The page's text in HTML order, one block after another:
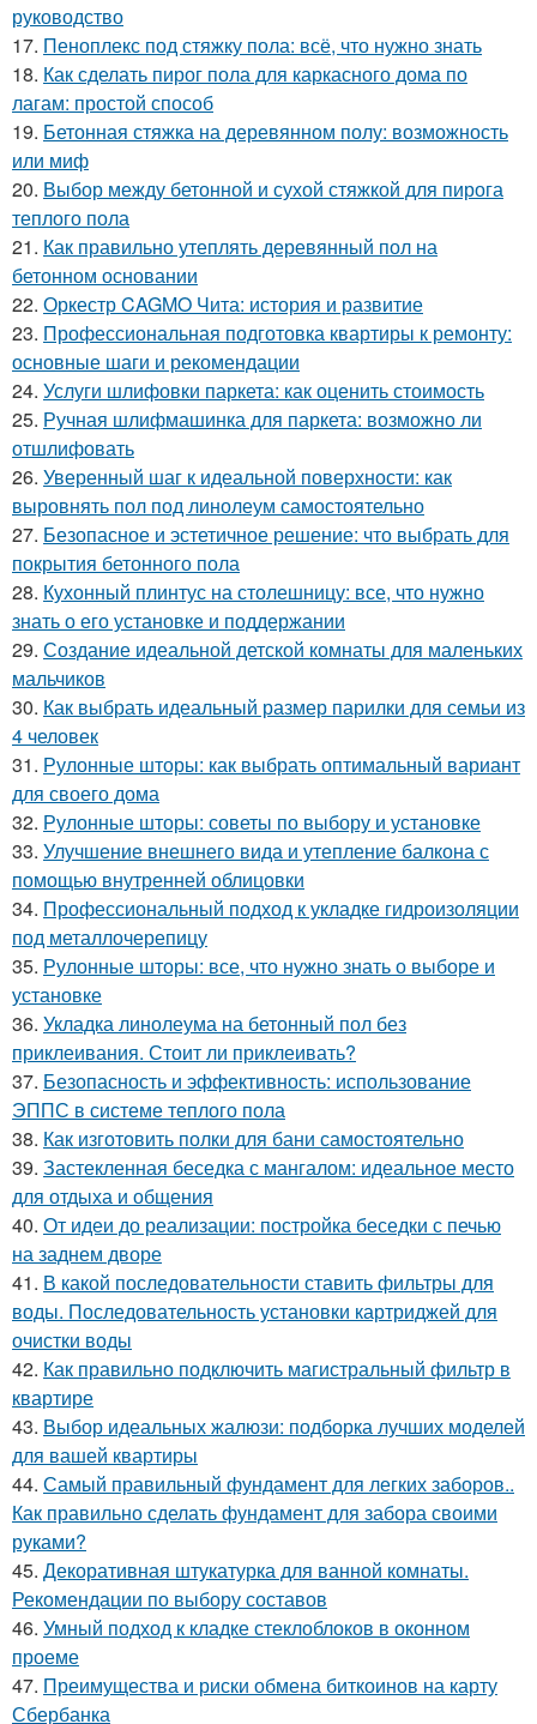
руководство
17. Пеноплекс под стяжку пола: всё, что нужно знать
18. Как сделать пирог пола для каркасного дома по
лагам: простой способ
19. Бетонная стяжка на деревянном полу: возможность
или миф
20. Выбор между бетонной и сухой стяжкой для пирога
теплого пола
21. Как правильно утеплять деревянный пол на
бетонном основании
22. Оркестр CAGMO Чита: история и развитие
23. Профессиональная подготовка квартиры к ремонту:
основные шаги и рекомендации
24. Услуги шлифовки паркета: как оценить стоимость
25. Ручная шлифмашинка для паркета: возможно ли
отшлифовать
26. Уверенный шаг к идеальной поверхности: как
выровнять пол под линолеум самостоятельно
27. Безопасное и эстетичное решение: что выбрать для
покрытия бетонного пола
28. Кухонный плинтус на столешницу: все, что нужно
знать о его установке и поддержании
29. Создание идеальной детской комнаты для маленьких
мальчиков
30. Как выбрать идеальный размер парилки для семьи из
4 человек
31. Рулонные шторы: как выбрать оптимальный вариант
для своего дома
32. Рулонные шторы: советы по выбору и установке
33. Улучшение внешнего вида и утепление балкона с
помощью внутренней облицовки
34. Профессиональный подход к укладке гидроизоляции
под металлочерепицу
35. Рулонные шторы: все, что нужно знать о выборе и
установке
36. Укладка линолеума на бетонный пол без
приклеивания. Стоит ли приклеивать?
37. Безопасность и эффективность: использование
ЭППС в системе теплого пола
38. Как изготовить полки для бани самостоятельно
39. Застекленная беседка с мангалом: идеальное место
для отдыха и общения
40. От идеи до реализации: постройка беседки с печью
на заднем дворе
41. В какой последовательности ставить фильтры для
воды. Последовательность установки картриджей для
очистки воды
42. Как правильно подключить магистральный фильтр в
квартире
43. Выбор идеальных жалюзи: подборка лучших моделей
для вашей квартиры
44. Самый правильный фундамент для легких заборов..
Как правильно сделать фундамент для забора своими
руками?
45. Декоративная штукатурка для ванной комнаты.
Рекомендации по выбору составов
46. Умный подход к кладке стеклоблоков в оконном
проеме
47. Преимущества и риски обмена биткоинов на карту
Сбербанка